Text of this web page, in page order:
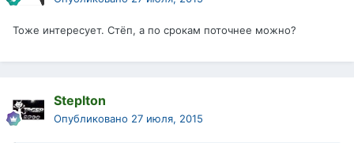
Тоже интересует. Стёп, а по срокам поточнее можно?
Steplton
Опубликовано 27 июля, 2015